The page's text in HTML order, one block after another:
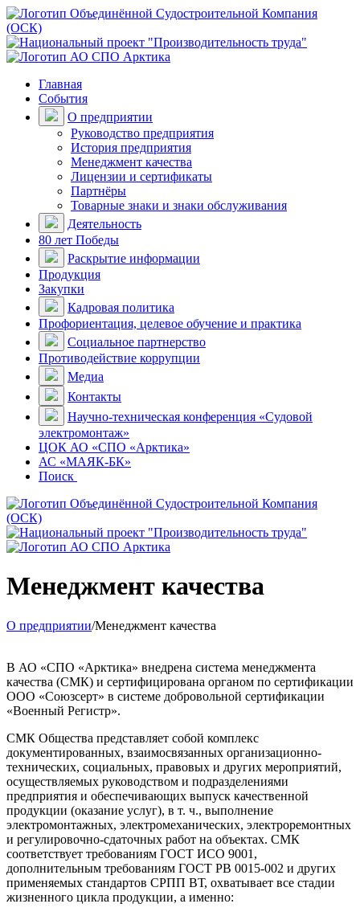
Главная
События
О предприятии
Руководство предприятия
История предприятия
Менеджмент качества
Лицензии и сертификаты
Партнёры
Товарные знаки и знаки обслуживания
Деятельность
80 лет Победы
Раскрытие информации
Продукция
Закупки
Кадровая политика
Профориентация, целевое обучение и практика
Социальное партнерство
Противодействие коррупции
Медиа
Контакты
Научно-техническая конференция «Судовой
электромонтаж»
ЦОК АО «СПО «Арктика»
АС «МАЯК-БК»
Поиск
Менеджмент качества
О предприятии/Менеджмент качества
В АО «СПО «Арктика» внедрена система менеджмента
качества (СМК) и сертифицирована органом по сертификации
ООО «Союзсерт» в системе добровольной сертификации
«Военный Регистр».
СМК Общества представляет собой комплекс
документированных, взаимосвязанных организационно-
технических, социальных, правовых и других мероприятий,
осуществляемых руководством и подразделениями
предприятия и обеспечивающих выпуск качественной
продукции (оказание услуг), в т. ч., выполнение
электромонтажных, электромеханических, электроремонтных
и регулировочно-сдаточных работ на объектах. СМК
соответствует требованиям ГОСТ ИСО 9001,
дополнительным требованиям ГОСТ РВ 0015-002 и других
применяемых стандартов СРПП ВТ, охватывает все стадии
жизненного цикла продукции, а именно: